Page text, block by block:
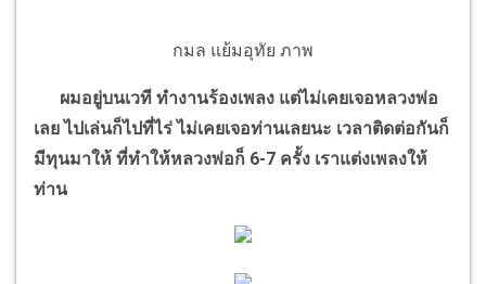
กมล แย้มอุทัย ภาพ
ผมอยู่บนเวที ทำงานร้องเพลง แต่ไม่เคยเจอหลวงพ่อ
เลย ไปเล่นก็ไปที่ไร่ ไม่เคยเจอท่านเลยนะ เวลาติดต่อกันก็
มีทุนมาให้ ที่ทำให้หลวงพ่อก็ 6-7 ครั้ง เราแต่งเพลงให้
ท่าน